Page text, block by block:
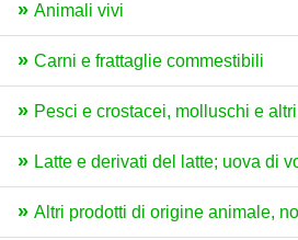
Animali vivi
Carni e frattaglie commestibili
Pesci e crostacei, molluschi e
Latte e derivati del latte; uova di
Altri prodotti di origine animale,